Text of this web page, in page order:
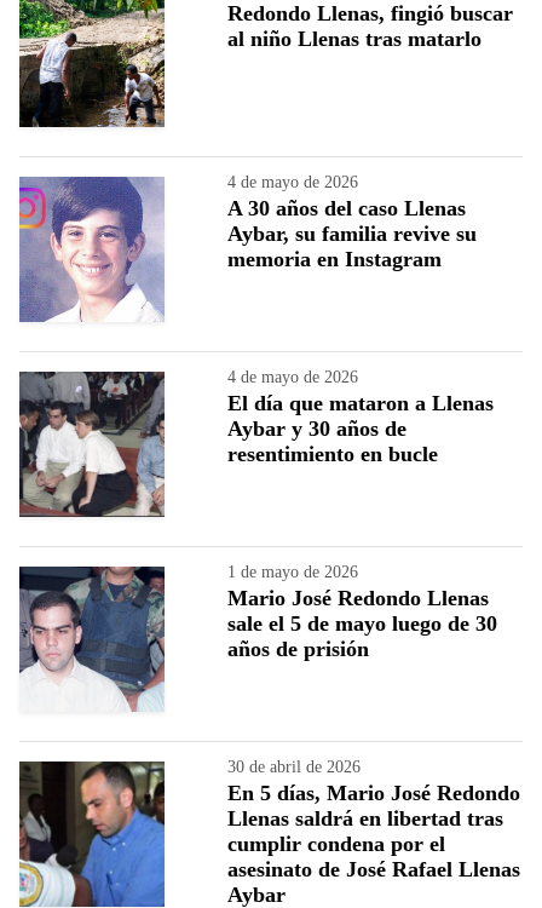
Redondo Llenas, fingió buscar
al niño Llenas tras matarlo
4 de mayo de 2026
A 30 años del caso Llenas
Aybar, su familia revive su
memoria en Instagram
4 de mayo de 2026
El día que mataron a Llenas
Aybar y 30 años de
resentimiento en bucle
1 de mayo de 2026
Mario José Redondo Llenas
sale el 5 de mayo luego de 30
años de prisión
30 de abril de 2026
En 5 días, Mario José Redondo
Llenas saldrá en libertad tras
cumplir condena por el
asesinato de José Rafael Llenas
Aybar